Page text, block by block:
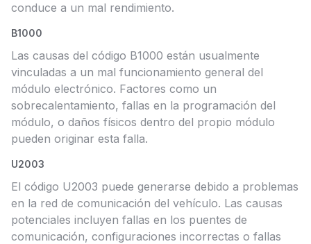
conduce a un mal rendimiento.
B1000
Las causas del código B1000 están usualmente
vinculadas a un mal funcionamiento general del
módulo electrónico. Factores como un
sobrecalentamiento, fallas en la programación del
módulo, o daños físicos dentro del propio módulo
pueden originar esta falla.
U2003
El código U2003 puede generarse debido a problemas
en la red de comunicación del vehículo. Las causas
potenciales incluyen fallas en los puentes de
comunicación, configuraciones incorrectas o fallas